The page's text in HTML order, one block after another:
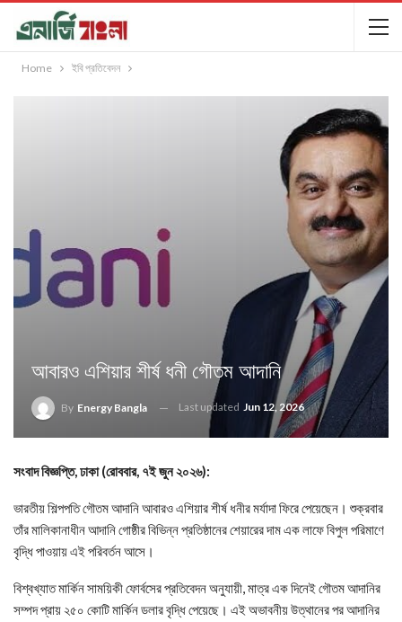
Home ইবি প্রতিবেদন
আবারও এশিয়ার শীর্ষ ধনী গৌতম আদানি
By Energy Bangla Last updated Jun 12, 2026
সংবাদ বিজ্ঞপ্তি, ঢাকা (রোববার, ৭ই জুন ২০২৬):
ভারতীয় শিল্পপতি গৌতম আদানি আবারও এশিয়ার শীর্ষ ধনীর মর্যাদা ফিরে পেয়েছেন। শুক্রবার
তাঁর মালিকানাধীন আদানি গোষ্ঠীর বিভিন্ন প্রতিষ্ঠানের শেয়ারের দাম এক লাফে বিপুল পরিমাণে
বৃদ্ধি পাওয়ায় এই পরিবর্তন আসে।
বিশ্বখ্যাত মার্কিন সাময়িকী ফোর্বসের প্রতিবেদন অনুযায়ী, মাত্র এক দিনেই গৌতম আদানির
সম্পদ প্রায় ২৫০ কোটি মার্কিন ডলার বৃদ্ধি পেয়েছে। এই অভাবনীয় উত্থানের পর আদানির